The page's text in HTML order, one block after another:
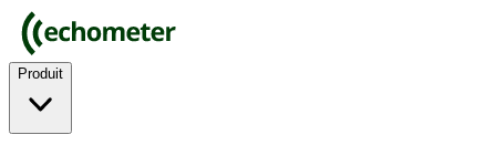
Produit